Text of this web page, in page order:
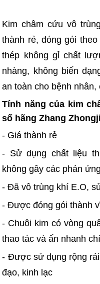
Kim châm cứu vô
thành rẻ, đóng gói
thép không gỉ chất
nhàng, không biến
an toàn cho bệnh
Tính năng của kim
số hãng Zhang
- Giá thành rẻ
- Sử dụng chất liệu
không gây các phản
- Đã vô trùng khí E.O,
- Được đóng gói thành
- Chuôi kim có vòng
thao tác và ấn nhanh
- Được sử dụng rộng
đạo, kinh lạc